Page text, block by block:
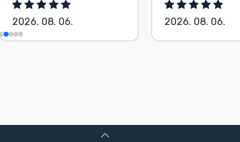
2026. 08. 06. 2026. 08. 06.